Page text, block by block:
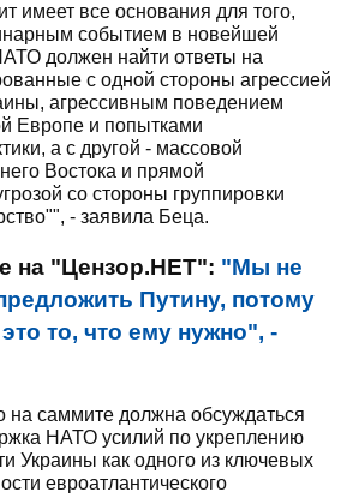
имеет все основания для того,
событием в новейшей
должен найти ответы на
с одной стороны агрессией
агрессивным поведением
Европе и попытками
а с другой - массовой
Востока и прямой
со стороны группировки
- заявила Беца.
на "Цензор.НЕТ": "Мы не
Путину, потому
то, что ему нужно", -
на саммите должна обсуждаться
НАТО усилий по укреплению
Украины как одного из ключевых
евроатлантического